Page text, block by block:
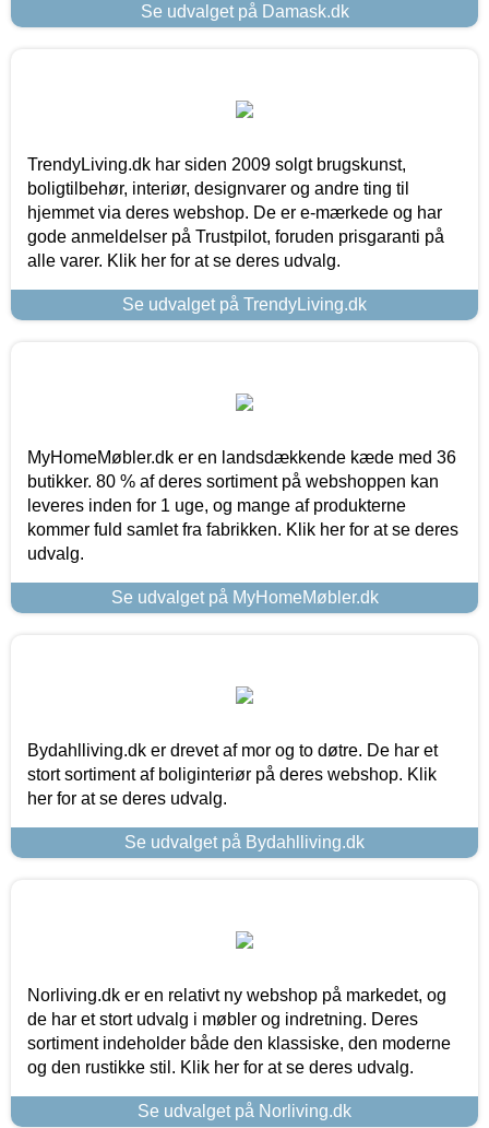
Se udvalget på Damask.dk
TrendyLiving.dk har siden 2009 solgt brugskunst,
boligtilbehør, interiør, designvarer og andre ting til
hjemmet via deres webshop. De er e-mærkede og har
gode anmeldelser på Trustpilot, foruden prisgaranti på
alle varer. Klik her for at se deres udvalg.
Se udvalget på TrendyLiving.dk
MyHomeMøbler.dk er en landsdækkende kæde med 36
butikker. 80 % af deres sortiment på webshoppen kan
leveres inden for 1 uge, og mange af produkterne
kommer fuld samlet fra fabrikken. Klik her for at se deres
udvalg.
Se udvalget på MyHomeMøbler.dk
Bydahlliving.dk er drevet af mor og to døtre. De har et
stort sortiment af boliginteriør på deres webshop. Klik
her for at se deres udvalg.
Se udvalget på Bydahlliving.dk
Norliving.dk er en relativt ny webshop på markedet, og
de har et stort udvalg i møbler og indretning. Deres
sortiment indeholder både den klassiske, den moderne
og den rustikke stil. Klik her for at se deres udvalg.
Se udvalget på Norliving.dk